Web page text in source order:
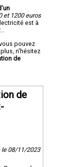
et 1200 euros
est à
pouvez
n'hésitez
de
de
le 08/11/2023